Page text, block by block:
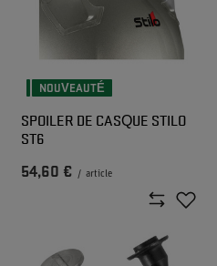
NOUVEAUTÉ
SPOILER DE CASQUE STILO
ST6
54,60 € / article